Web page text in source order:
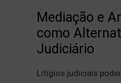
Mediação e
como
Judiciário
Litígios judiciais